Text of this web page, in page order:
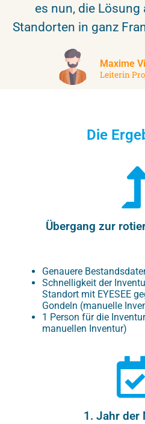
es nun, die Lösung
Standorten in ganz
Maxime
Leiterin
Die
Übergang zur
Genauere
Schnelligkeit der
Standort mit EYESEE
Gondeln (manuelle
1 Person für die
manuellen Inventur)
1. Jahr der